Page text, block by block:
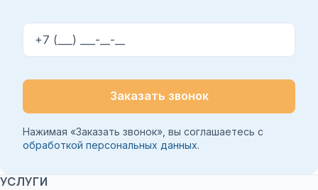
Телефон
Заказать звонок
Нажимая «Заказать звонок», вы соглашаетесь с
обработкой персональных данных.
УСЛУГИ